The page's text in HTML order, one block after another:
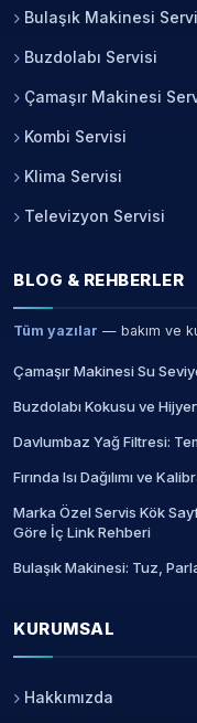
Bulaşık Makinesi
Buzdolabı Servisi
Çamaşır Makinesi
Kombi Servisi
Klima Servisi
Televizyon Servisi
BLOG & REHBERLER
Tüm yazılar — bakım ve
Çamaşır Makinesi Su
Buzdolabı Kokusu ve
Davlumbaz Yağ Filtresi:
Fırında Isı Dağılımı ve
Marka Özel Servis Kök
Göre İç Link Rehberi
Bulaşık Makinesi: Tuz,
KURUMSAL
Hakkımızda